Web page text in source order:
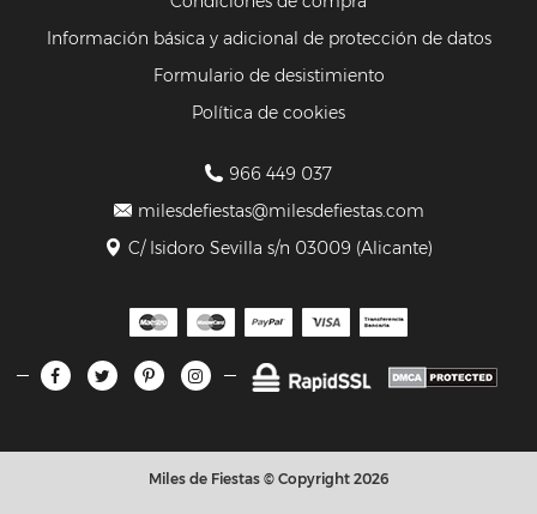
Información básica y adicional de protección de datos
Formulario de desistimiento
Política de cookies
966 449 037
milesdefiestas@milesdefiestas.com
C/ Isidoro Sevilla s/n 03009 (Alicante)
Miles de Fiestas © Copyright 2026